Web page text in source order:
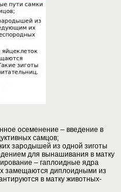
осеменение – введение в
самцов;
зародышей из одной зиготы
для вынашивания в матку
– гаплоидные ядра
замещаются диплоидными из
в матку животных-